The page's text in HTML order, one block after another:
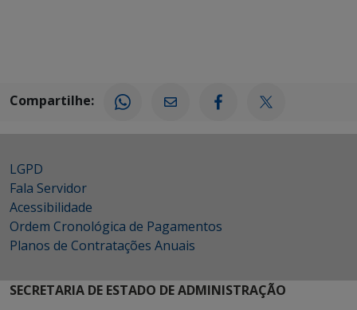
Compartilhe:
LGPD
Fala Servidor
Acessibilidade
Ordem Cronológica de Pagamentos
Planos de Contratações Anuais
SECRETARIA DE ESTADO DE ADMINISTRAÇÃO